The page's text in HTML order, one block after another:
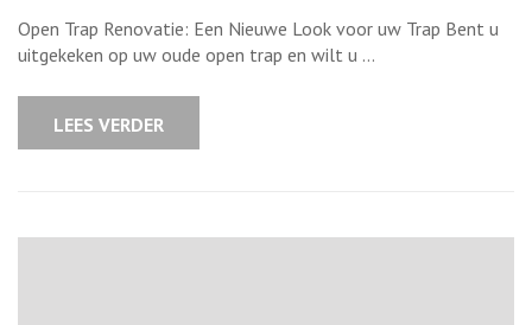
Nieuwe
Look
Open Trap Renovatie: Een Nieuwe Look voor uw Trap Bent u
uitgekeken op uw oude open trap en wilt u …
LEES VERDER